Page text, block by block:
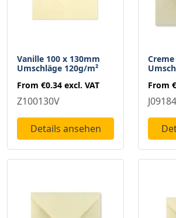
Vanille 100 x 130mm
Umschläge 120g/m²
From €0.34 excl. VAT
Z100130V
Details ansehen
From